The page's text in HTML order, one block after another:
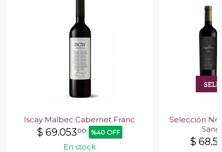
Iscay Malbec Cabernet Franc
$ 69.053 00 %40 OFF
En stock
Selección
$